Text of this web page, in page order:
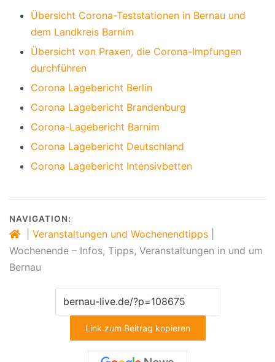
Übersicht Corona-Teststationen in Bernau und
dem Landkreis Barnim
Übersicht von Praxen, die Corona-Impfungen
durchführen
Corona Lagebericht Berlin
Corona Lagebericht Brandenburg
Corona-Lagebericht Barnim
Corona Lagebericht Deutschland
Corona Lagebericht Intensivbetten
NAVIGATION:
Veranstaltungen und Wochenendtipps
Wochenende – Infos, Tipps, Veranstaltungen in und um
Bernau
Link zum Beitrag kopieren